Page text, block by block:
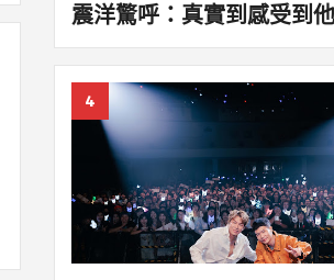
震洋驚呼：真實到感受到